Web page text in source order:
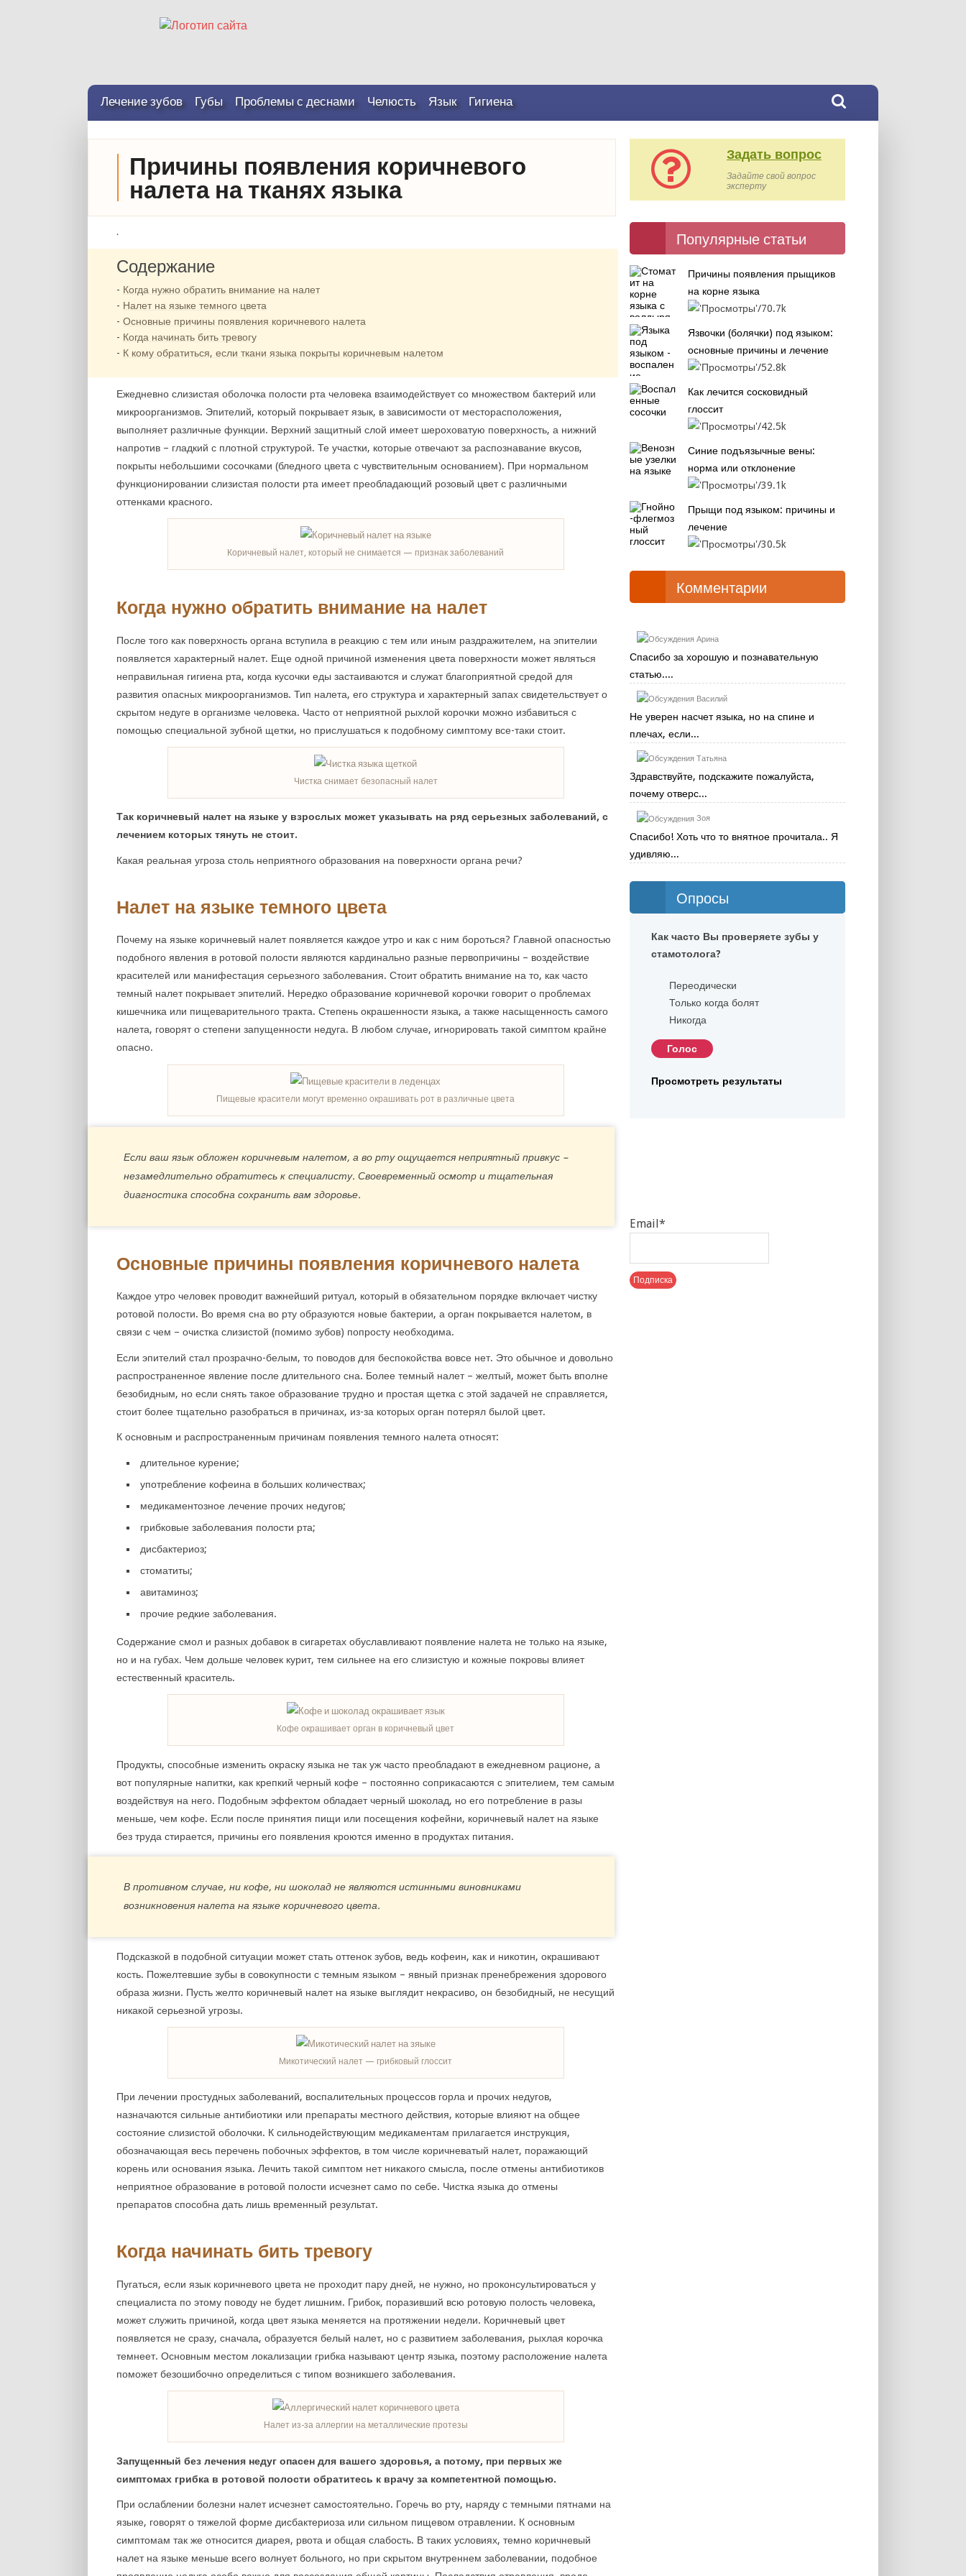
Лечение зубов Губы Проблемы с деснами Челюсть Язык Гигиена
Причины появления коричневого
налета на тканях языка
.
Содержание
Когда нужно обратить внимание на налет
Налет на языке темного цвета
Основные причины появления коричневого налета
Когда начинать бить тревогу
К кому обратиться, если ткани языка покрыты коричневым налетом
Ежедневно слизистая оболочка полости рта человека взаимодействует со множеством бактерий или
микроорганизмов. Эпителий, который покрывает язык, в зависимости от месторасположения,
выполняет различные функции. Верхний защитный слой имеет шероховатую поверхность, а нижний
напротив – гладкий с плотной структурой. Те участки, которые отвечают за распознавание вкусов,
покрыты небольшими сосочками (бледного цвета с чувствительным основанием). При нормальном
функционировании слизистая полости рта имеет преобладающий розовый цвет с различными
оттенками красного.
Коричневый налет, который не снимается — признак заболеваний
Когда нужно обратить внимание на налет
После того как поверхность органа вступила в реакцию с тем или иным раздражителем, на эпителии
появляется характерный налет. Еще одной причиной изменения цвета поверхности может являться
неправильная гигиена рта, когда кусочки еды застаиваются и служат благоприятной средой для
развития опасных микроорганизмов. Тип налета, его структура и характерный запах свидетельствует о
скрытом недуге в организме человека. Часто от неприятной рыхлой корочки можно избавиться с
помощью специальной зубной щетки, но прислушаться к подобному симптому все-таки стоит.
Чистка снимает безопасный налет
Так коричневый налет на языке у взрослых может указывать на ряд серьезных заболеваний, с
лечением которых тянуть не стоит.
Какая реальная угроза столь неприятного образования на поверхности органа речи?
Налет на языке темного цвета
Почему на языке коричневый налет появляется каждое утро и как с ним бороться? Главной опасностью
подобного явления в ротовой полости являются кардинально разные первопричины – воздействие
красителей или манифестация серьезного заболевания. Стоит обратить внимание на то, как часто
темный налет покрывает эпителий. Нередко образование коричневой корочки говорит о проблемах
кишечника или пищеварительного тракта. Степень окрашенности языка, а также насыщенность самого
налета, говорят о степени запущенности недуга. В любом случае, игнорировать такой симптом крайне
опасно.
Пищевые красители могут временно окрашивать рот в различные цвета
Если ваш язык обложен коричневым налетом, а во рту ощущается неприятный привкус –
незамедлительно обратитесь к специалисту. Своевременный осмотр и тщательная
диагностика способна сохранить вам здоровье.
Основные причины появления коричневого налета
Каждое утро человек проводит важнейший ритуал, который в обязательном порядке включает чистку
ротовой полости. Во время сна во рту образуются новые бактерии, а орган покрывается налетом, в
связи с чем – очистка слизистой (помимо зубов) попросту необходима.
Если эпителий стал прозрачно-белым, то поводов для беспокойства вовсе нет. Это обычное и довольно
распространенное явление после длительного сна. Более темный налет – желтый, может быть вполне
безобидным, но если снять такое образование трудно и простая щетка с этой задачей не справляется,
стоит более тщательно разобраться в причинах, из-за которых орган потерял былой цвет.
К основным и распространенным причинам появления темного налета относят:
длительное курение;
употребление кофеина в больших количествах;
медикаментозное лечение прочих недугов;
грибковые заболевания полости рта;
дисбактериоз;
стоматиты;
авитаминоз;
прочие редкие заболевания.
Содержание смол и разных добавок в сигаретах обуславливают появление налета не только на языке,
но и на губах. Чем дольше человек курит, тем сильнее на его слизистую и кожные покровы влияет
естественный краситель.
Кофе окрашивает орган в коричневый цвет
Продукты, способные изменить окраску языка не так уж часто преобладают в ежедневном рационе, а
вот популярные напитки, как крепкий черный кофе – постоянно соприкасаются с эпителием, тем самым
воздействуя на него. Подобным эффектом обладает черный шоколад, но его потребление в разы
меньше, чем кофе. Если после принятия пищи или посещения кофейни, коричневый налет на языке
без труда стирается, причины его появления кроются именно в продуктах питания.
В противном случае, ни кофе, ни шоколад не являются истинными виновниками
возникновения налета на языке коричневого цвета.
Подсказкой в подобной ситуации может стать оттенок зубов, ведь кофеин, как и никотин, окрашивают
кость. Пожелтевшие зубы в совокупности с темным языком – явный признак пренебрежения здорового
образа жизни. Пусть желто коричневый налет на языке выглядит некрасиво, он безобидный, не несущий
никакой серьезной угрозы.
Микотический налет — грибковый глоссит
При лечении простудных заболеваний, воспалительных процессов горла и прочих недугов,
назначаются сильные антибиотики или препараты местного действия, которые влияют на общее
состояние слизистой оболочки. К сильнодействующим медикаментам прилагается инструкция,
обозначающая весь перечень побочных эффектов, в том числе коричневатый налет, поражающий
корень или основания языка. Лечить такой симптом нет никакого смысла, после отмены антибиотиков
неприятное образование в ротовой полости исчезнет само по себе. Чистка языка до отмены
препаратов способна дать лишь временный результат.
Когда начинать бить тревогу
Пугаться, если язык коричневого цвета не проходит пару дней, не нужно, но проконсультироваться у
специалиста по этому поводу не будет лишним. Грибок, поразивший всю ротовую полость человека,
может служить причиной, когда цвет языка меняется на протяжении недели. Коричневый цвет
появляется не сразу, сначала, образуется белый налет, но с развитием заболевания, рыхлая корочка
темнеет. Основным местом локализации грибка называют центр языка, поэтому расположение налета
поможет безошибочно определиться с типом возникшего заболевания.
Налет из-за аллергии на металлические протезы
Запущенный без лечения недуг опасен для вашего здоровья, а потому, при первых же
симптомах грибка в ротовой полости обратитесь к врачу за компетентной помощью.
При ослаблении болезни налет исчезнет самостоятельно. Горечь во рту, наряду с темными пятнами на
языке, говорят о тяжелой форме дисбактериоза или сильном пищевом отравлении. К основным
симптомам так же относится диарея, рвота и общая слабость. В таких условиях, темно коричневый
налет на языке меньше всего волнует больного, но при скрытом внутреннем заболевании, подобное
Задать вопрос
Задайте свой вопрос
эксперту
Популярные статьи
Причины появления прыщиков
на корне языка
70.7k
Язвочки (болячки) под языком:
основные причины и лечение
52.8k
Как лечится сосковидный
глоссит
42.5k
Синие подъязычные вены:
норма или отклонение
39.1k
Прыщи под языком: причины и
лечение
30.5k
Комментарии
Арина
Спасибо за хорошую и познавательную
статью....
Василий
Не уверен насчет языка, но на спине и
плечах, если...
Татьяна
Здравствуйте, подскажите пожалуйста,
почему отверс...
Зоя
Спасибо! Хоть что то внятное прочитала.. Я
удивляю...
Опросы
Как часто Вы проверяете зубы у
стамотолога?
Переодически
Только когда болят
Никогда
Просмотреть результаты
Email*